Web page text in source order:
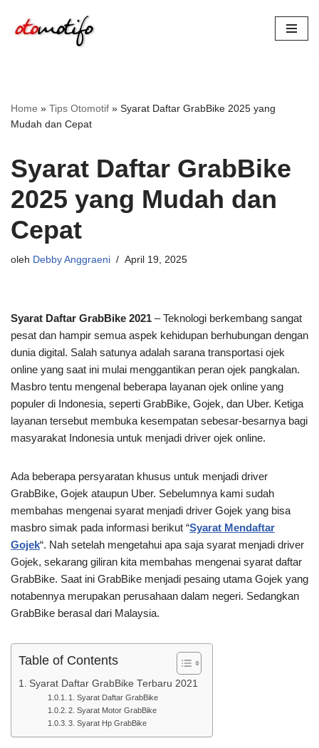
Lompat
Home » Tips Otomotif » Syarat Daftar GrabBike 2025 yang
Mudah dan Cepat
Syarat Daftar GrabBike
2025 yang Mudah dan
Cepat
oleh Debby Anggraeni April 19, 2025
Syarat Daftar GrabBike 2021 – Teknologi berkembang sangat
pesat dan hampir semua aspek kehidupan berhubungan dengan
dunia digital. Salah satunya adalah sarana transportasi ojek
online yang saat ini mulai menggantikan peran ojek pangkalan.
Masbro tentu mengenal beberapa layanan ojek online yang
populer di Indonesia, seperti GrabBike, Gojek, dan Uber. Ketiga
layanan tersebut membuka kesempatan sebesar-besarnya bagi
masyarakat Indonesia untuk menjadi driver ojek online.
Ada beberapa persyaratan khusus untuk menjadi driver
GrabBike, Gojek ataupun Uber. Sebelumnya kami sudah
membahas mengenai syarat menjadi driver Gojek yang bisa
masbro simak pada informasi berikut “Syarat Mendaftar
Gojek“. Nah setelah mengetahui apa saja syarat menjadi driver
Gojek, sekarang giliran kita membahas mengenai syarat daftar
GrabBike. Saat ini GrabBike menjadi pesaing utama Gojek yang
notabennya merupakan perusahaan dalam negeri. Sedangkan
GrabBike berasal dari Malaysia.
Table of Contents
Syarat Daftar GrabBike Terbaru 2021
1. Syarat Daftar GrabBike
2. Syarat Motor GrabBike
3. Syarat Hp GrabBike